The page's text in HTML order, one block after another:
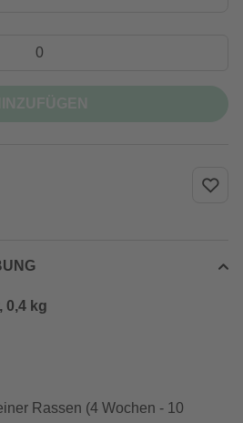
0,4 kg
Rassen (4 Wochen - 10